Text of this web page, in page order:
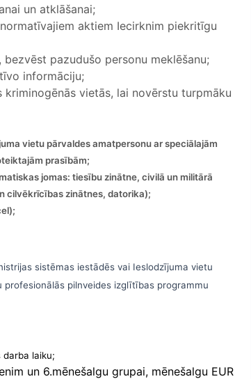
un atklāšanai;
aktiem Iecirknim piekritīgu
pazudušo personu meklēšanu;
informāciju;
vietās, lai novērstu turpmāku
vietu pārvaldes amatpersonu ar speciālajām
prasībām;
jomas: tiesību zinātne, civilā un militārā
cilvēkrīcības zinātnes, datorika);
sistēmas iestādēs vai Ieslodzījuma vietu
profesionālās pilnveides izglītības programmu
laiku;
un 6.mēnešalgu grupai, mēnešalgu EUR